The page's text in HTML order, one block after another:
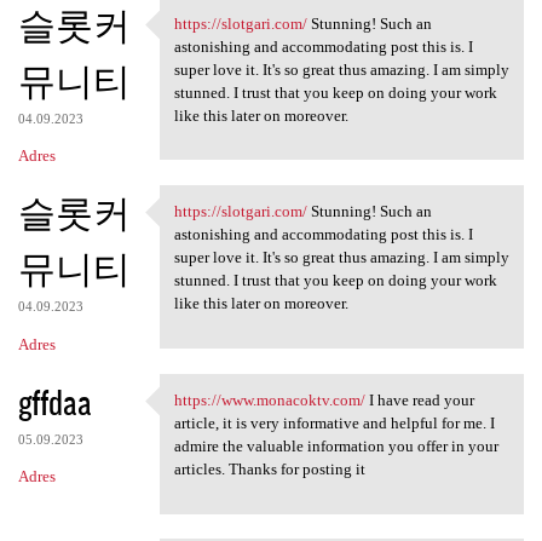
슬롯커
뮤니티
04.09.2023
Adres
https://slotgari.com/
https://slotgari.com/Stunning! Such an
astonishing and accommodating post this is. I
super love it. It's so great thus amazing. I am simply
stunned. I trust that you keep on doing your work
like this later on moreover.
슬롯커
뮤니티
04.09.2023
Adres
https://slotgari.com/
https://slotgari.com/Stunning! Such an
astonishing and accommodating post this is. I
super love it. It's so great thus amazing. I am simply
stunned. I trust that you keep on doing your work
like this later on moreover.
gffdaa
05.09.2023
Adres
https://www.monacoktv.com/ I
https://www.monacoktv.com/I have read your
article, it is very informative and helpful for me. I
admire the valuable information you offer in your
articles. Thanks for posting it